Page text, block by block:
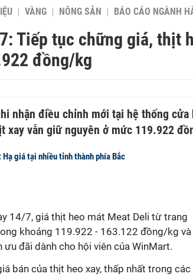
VÀNG NÔNG SẢN BÁO CÁO NGÀNH
Tiếp tục chững giá, thịt
đồng/kg
nhận điều chỉnh mới tại hệ thống cửa
xay vẫn giữ nguyên ở mức 119.922
giá tại nhiều tỉnh thành phía Bắc
14/7, giá thịt heo mát Meat Deli từ trang
khoảng 119.922 - 163.122 đồng/kg
đãi dành cho hội viên của WinMart.
bán của thịt heo xay, thấp nhất trong các